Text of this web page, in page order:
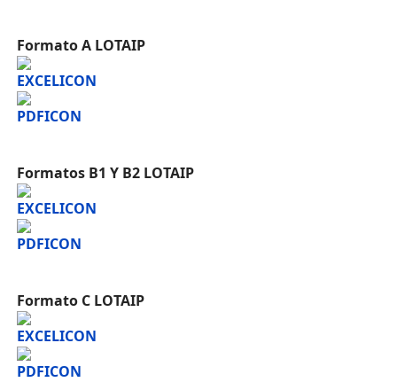
Formato A LOTAIP
Formatos B1 Y B2 LOTAIP
Formato C LOTAIP